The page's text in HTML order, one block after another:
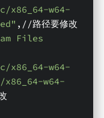
x86_64-w64-
,//路径要修改
Files
x86_64-w64-
w64-